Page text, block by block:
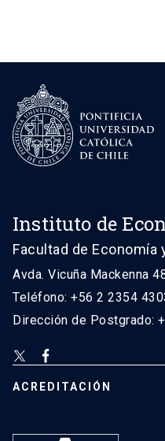
Instituto de
Facultad de Economía
Avda. Vicuña Mackenna
Teléfono: +56 2 2354
Dirección de Postgrado:
ACREDITACIÓN